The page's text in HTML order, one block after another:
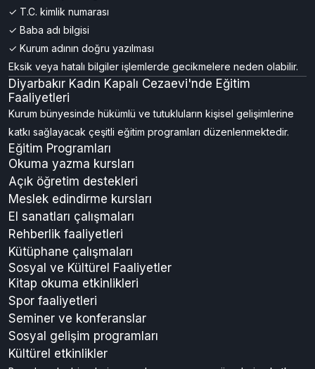
✓ T.C. kimlik numarası
✓ Baba adı bilgisi
✓ Kurum adının doğru yazılması
Eksik veya hatalı bilgiler işlemlerde gecikmelere neden olabilir.
Diyarbakır Kadın Kapalı Cezaevi'nde Eğitim
Faaliyetleri
Kurum bünyesinde hükümlü ve tutukluların kişisel gelişimlerine
katkı sağlayacak çeşitli eğitim programları düzenlenmektedir.
Eğitim Programları
Okuma yazma kursları
Açık öğretim destekleri
Meslek edindirme kursları
El sanatları çalışmaları
Rehberlik faaliyetleri
Kütüphane çalışmaları
Sosyal ve Kültürel Faaliyetler
Kitap okuma etkinlikleri
Spor faaliyetleri
Seminer ve konferanslar
Sosyal gelişim programları
Kültürel etkinlikler